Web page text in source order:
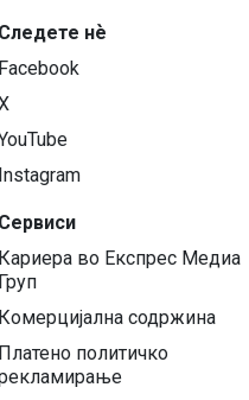
Следете нѐ
Facebook
Instagram
Сервиси
Кариера во Експрес Медиа
Груп
Комерцијална содржина
Платено политичко